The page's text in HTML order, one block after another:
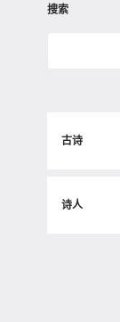
搜索
古诗
诗人